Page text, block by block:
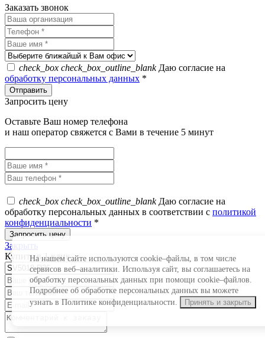
На нашем сайте используются cookie–файлы, в том числе
сервисов веб–аналитики. Используя сайт, вы соглашаетесь на
обработку персональных данных при помощи cookie–файлов.
Подробнее об обработке персональных данных вы можете
узнать в Политике конфиденциальности.
Принять и закрыть
Заказать звонок
check_box check_box_outline_blankДаю согласие на
обработку персональных данных *
Запросить цену
Оставьте Ваш номер телефона
и наш оператор свяжется с Вами в течение 5 минут
check_box check_box_outline_blankДаю согласие на
обработку персональных данных в соответствии с политикой
конфиденциальности *
Закрыть
Купить в 1 клик